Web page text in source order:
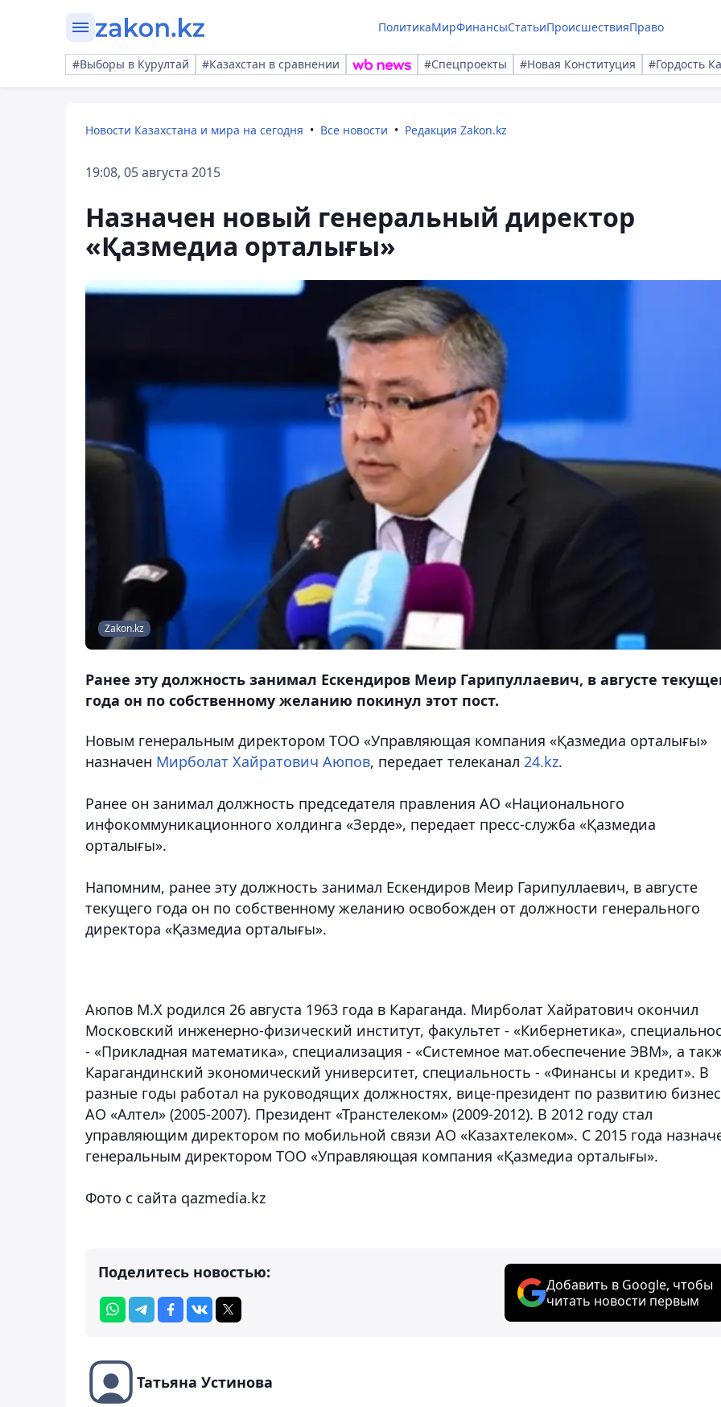
ПолитикаМирФинансыСтатьиПроисшествияПраво
#Выборы в Курултай #Казахстан в сравнении #Спецпроекты #Новая Конституция #Гордость
Новости Казахстана и мира на сегодня Все новости Редакция Zakon.kz
19:08, 05 августа 2015
Назначен новый генеральный директор
«Қазмедиа орталығы»
Zakon.kz
Ранее эту должность занимал Ескендиров Меир Гарипуллаевич, в августе
года он по собственному желанию покинул этот пост.
Новым генеральным директором ТОО «Управляющая компания «Қазмедиа орталығы»
назначен Мирболат Хайратович Аюпов, передает телеканал 24.kz.
Ранее он занимал должность председателя правления АО «Национального
инфокоммуникационного холдинга «Зерде», передает пресс-служба «Қазмедиа
орталығы».
Напомним, ранее эту должность занимал Ескендиров Меир Гарипуллаевич, в августе
текущего года он по собственному желанию освобожден от должности генерального
директора «Қазмедиа орталығы».
Аюпов М.Х родился 26 августа 1963 года в Караганда. Мирболат Хайратович окончил
Московский инженерно-физический институт, факультет - «Кибернетика»,
- «Прикладная математика», специализация - «Системное мат.обеспечение ЭВМ», а
Карагандинский экономический университет, специальность - «Финансы и кредит». В
разные годы работал на руководящих должностях, вице-президент по развитию
АО «Алтел» (2005-2007). Президент «Транстелеком» (2009-2012). В 2012 году стал
управляющим директором по мобильной связи АО «Казахтелеком». С 2015 года
генеральным директором ТОО «Управляющая компания «Қазмедиа орталығы».
Фото с сайта qazmedia.kz
Поделитесь новостью:
Добавить в Google, чтобы
читать новости первым
Татьяна Устинова